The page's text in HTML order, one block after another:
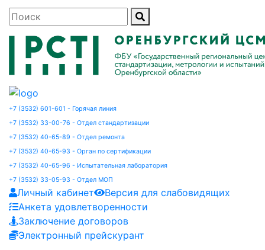
+7 (3532) 601-601 - Горячая линия
+7 (3532) 33-00-76 - Отдел стандартизации
+7 (3532) 40-65-89 - Отдел ремонта
+7 (3532) 40-65-93 - Орган по сертификации
+7 (3532) 40-65-96 - Испытательная лаборатория
+7 (3532) 33-05-93 - Отдел МОП
Личный кабинет
Версия для слабовидящих
Анкета удовлетворенности
Заключение договоров
Электронный прейскурант